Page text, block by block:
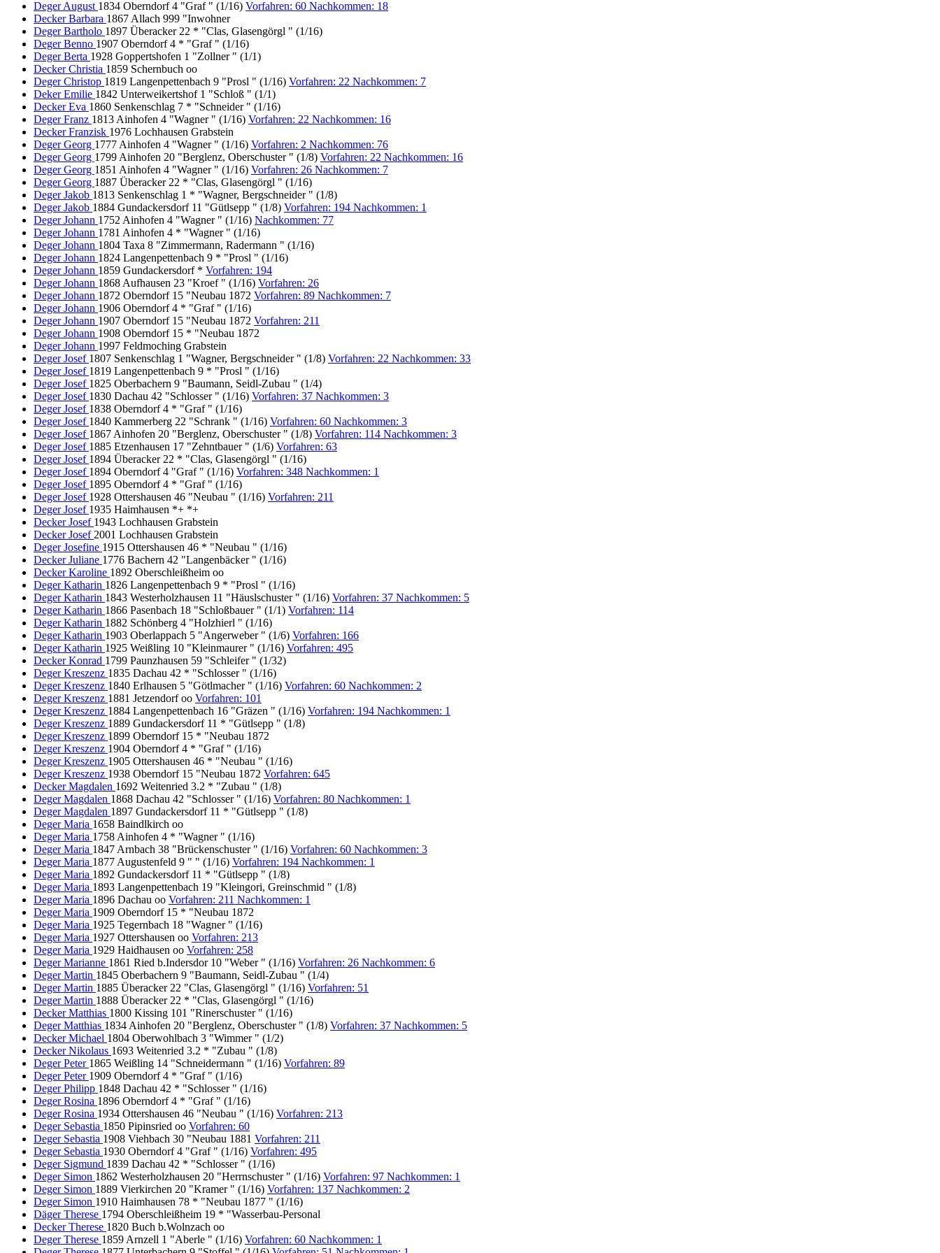
Deger August 1834 Oberndorf 4 "Graf " (1/16) Vorfahren: 60 Nachkommen: 18
Decker Barbara 1867 Allach 999 "Inwohner
Deger Bartholo 1897 Überacker 22 * "Clas, Glasengörgl " (1/16)
Deger Benno 1907 Oberndorf 4 * "Graf " (1/16)
Deger Berta 1928 Goppertshofen 1 "Zollner " (1/1)
Decker Christia 1859 Schernbuch oo
Deger Christop 1819 Langenpettenbach 9 "Prosl " (1/16) Vorfahren: 22 Nachkommen: 7
Deker Emilie 1842 Unterweikertshof 1 "Schloß " (1/1)
Decker Eva 1860 Senkenschlag 7 * "Schneider " (1/16)
Deger Franz 1813 Ainhofen 4 "Wagner " (1/16) Vorfahren: 22 Nachkommen: 16
Decker Franzisk 1976 Lochhausen Grabstein
Deger Georg 1777 Ainhofen 4 "Wagner " (1/16) Vorfahren: 2 Nachkommen: 76
Deger Georg 1799 Ainhofen 20 "Berglenz, Oberschuster " (1/8) Vorfahren: 22 Nachkommen: 16
Deger Georg 1851 Ainhofen 4 "Wagner " (1/16) Vorfahren: 26 Nachkommen: 7
Deger Georg 1887 Überacker 22 * "Clas, Glasengörgl " (1/16)
Deger Jakob 1813 Senkenschlag 1 * "Wagner, Bergschneider " (1/8)
Deger Jakob 1884 Gundackersdorf 11 "Gütlsepp " (1/8) Vorfahren: 194 Nachkommen: 1
Deger Johann 1752 Ainhofen 4 "Wagner " (1/16) Nachkommen: 77
Deger Johann 1781 Ainhofen 4 * "Wagner " (1/16)
Deger Johann 1804 Taxa 8 "Zimmermann, Radermann " (1/16)
Deger Johann 1824 Langenpettenbach 9 * "Prosl " (1/16)
Deger Johann 1859 Gundackersdorf * Vorfahren: 194
Deger Johann 1868 Aufhausen 23 "Kroef " (1/16) Vorfahren: 26
Deger Johann 1872 Oberndorf 15 "Neubau 1872 Vorfahren: 89 Nachkommen: 7
Deger Johann 1906 Oberndorf 4 * "Graf " (1/16)
Deger Johann 1907 Oberndorf 15 "Neubau 1872 Vorfahren: 211
Deger Johann 1908 Oberndorf 15 * "Neubau 1872
Deger Johann 1997 Feldmoching Grabstein
Deger Josef 1807 Senkenschlag 1 "Wagner, Bergschneider " (1/8) Vorfahren: 22 Nachkommen: 33
Deger Josef 1819 Langenpettenbach 9 * "Prosl " (1/16)
Deger Josef 1825 Oberbachern 9 "Baumann, Seidl-Zubau " (1/4)
Deger Josef 1830 Dachau 42 "Schlosser " (1/16) Vorfahren: 37 Nachkommen: 3
Deger Josef 1838 Oberndorf 4 * "Graf " (1/16)
Deger Josef 1840 Kammerberg 22 "Schrank " (1/16) Vorfahren: 60 Nachkommen: 3
Deger Josef 1867 Ainhofen 20 "Berglenz, Oberschuster " (1/8) Vorfahren: 114 Nachkommen: 3
Deger Josef 1885 Etzenhausen 17 "Zehntbauer " (1/6) Vorfahren: 63
Deger Josef 1894 Überacker 22 * "Clas, Glasengörgl " (1/16)
Deger Josef 1894 Oberndorf 4 "Graf " (1/16) Vorfahren: 348 Nachkommen: 1
Deger Josef 1895 Oberndorf 4 * "Graf " (1/16)
Deger Josef 1928 Ottershausen 46 "Neubau " (1/16) Vorfahren: 211
Deger Josef 1935 Haimhausen *+ *+
Decker Josef 1943 Lochhausen Grabstein
Decker Josef 2001 Lochhausen Grabstein
Deger Josefine 1915 Ottershausen 46 * "Neubau " (1/16)
Decker Juliane 1776 Bachern 42 "Langenbäcker " (1/16)
Decker Karoline 1892 Oberschleißheim oo
Deger Katharin 1826 Langenpettenbach 9 * "Prosl " (1/16)
Deger Katharin 1843 Westerholzhausen 11 "Häuslschuster " (1/16) Vorfahren: 37 Nachkommen: 5
Deger Katharin 1866 Pasenbach 18 "Schloßbauer " (1/1) Vorfahren: 114
Deger Katharin 1882 Schönberg 4 "Holzhierl " (1/16)
Deger Katharin 1903 Oberlappach 5 "Angerweber " (1/6) Vorfahren: 166
Deger Katharin 1925 Weißling 10 "Kleinmaurer " (1/16) Vorfahren: 495
Decker Konrad 1799 Paunzhausen 59 "Schleifer " (1/32)
Deger Kreszenz 1835 Dachau 42 * "Schlosser " (1/16)
Deger Kreszenz 1840 Erlhausen 5 "Götlmacher " (1/16) Vorfahren: 60 Nachkommen: 2
Deger Kreszenz 1881 Jetzendorf oo Vorfahren: 101
Deger Kreszenz 1884 Langenpettenbach 16 "Gräzen " (1/16) Vorfahren: 194 Nachkommen: 1
Deger Kreszenz 1889 Gundackersdorf 11 * "Gütlsepp " (1/8)
Deger Kreszenz 1899 Oberndorf 15 * "Neubau 1872
Deger Kreszenz 1904 Oberndorf 4 * "Graf " (1/16)
Deger Kreszenz 1905 Ottershausen 46 * "Neubau " (1/16)
Deger Kreszenz 1938 Oberndorf 15 "Neubau 1872 Vorfahren: 645
Decker Magdalen 1692 Weitenried 3.2 * "Zubau " (1/8)
Deger Magdalen 1868 Dachau 42 "Schlosser " (1/16) Vorfahren: 80 Nachkommen: 1
Deger Magdalen 1897 Gundackersdorf 11 * "Gütlsepp " (1/8)
Deger Maria 1658 Baindlkirch oo
Deger Maria 1758 Ainhofen 4 * "Wagner " (1/16)
Deger Maria 1847 Arnbach 38 "Brückenschuster " (1/16) Vorfahren: 60 Nachkommen: 3
Deger Maria 1877 Augustenfeld 9 " " (1/16) Vorfahren: 194 Nachkommen: 1
Deger Maria 1892 Gundackersdorf 11 * "Gütlsepp " (1/8)
Deger Maria 1893 Langenpettenbach 19 "Kleingori, Greinschmid " (1/8)
Deger Maria 1896 Dachau oo Vorfahren: 211 Nachkommen: 1
Deger Maria 1909 Oberndorf 15 * "Neubau 1872
Deger Maria 1925 Tegernbach 18 "Wagner " (1/16)
Deger Maria 1927 Ottershausen oo Vorfahren: 213
Deger Maria 1929 Haidhausen oo Vorfahren: 258
Deger Marianne 1861 Ried b.Indersdor 10 "Weber " (1/16) Vorfahren: 26 Nachkommen: 6
Deger Martin 1845 Oberbachern 9 "Baumann, Seidl-Zubau " (1/4)
Deger Martin 1885 Überacker 22 "Clas, Glasengörgl " (1/16) Vorfahren: 51
Deger Martin 1888 Überacker 22 * "Clas, Glasengörgl " (1/16)
Decker Matthias 1800 Kissing 101 "Rinerschuster " (1/16)
Deger Matthias 1834 Ainhofen 20 "Berglenz, Oberschuster " (1/8) Vorfahren: 37 Nachkommen: 5
Decker Michael 1804 Oberwohlbach 3 "Wimmer " (1/2)
Decker Nikolaus 1693 Weitenried 3.2 * "Zubau " (1/8)
Deger Peter 1865 Weißling 14 "Schneidermann " (1/16) Vorfahren: 89
Deger Peter 1909 Oberndorf 4 * "Graf " (1/16)
Deger Philipp 1848 Dachau 42 * "Schlosser " (1/16)
Deger Rosina 1896 Oberndorf 4 * "Graf " (1/16)
Deger Rosina 1934 Ottershausen 46 "Neubau " (1/16) Vorfahren: 213
Deger Sebastia 1850 Pipinsried oo Vorfahren: 60
Deger Sebastia 1908 Viehbach 30 "Neubau 1881 Vorfahren: 211
Deger Sebastia 1930 Oberndorf 4 "Graf " (1/16) Vorfahren: 495
Deger Sigmund 1839 Dachau 42 * "Schlosser " (1/16)
Deger Simon 1862 Westerholzhausen 20 "Herrnschuster " (1/16) Vorfahren: 97 Nachkommen: 1
Deger Simon 1889 Vierkirchen 20 "Kramer " (1/16) Vorfahren: 137 Nachkommen: 2
Deger Simon 1910 Haimhausen 78 * "Neubau 1877 " (1/16)
Däger Therese 1794 Oberschleißheim 19 * "Wasserbau-Personal
Decker Therese 1820 Buch b.Wolnzach oo
Deger Therese 1859 Arnzell 1 "Aberle " (1/16) Vorfahren: 60 Nachkommen: 1